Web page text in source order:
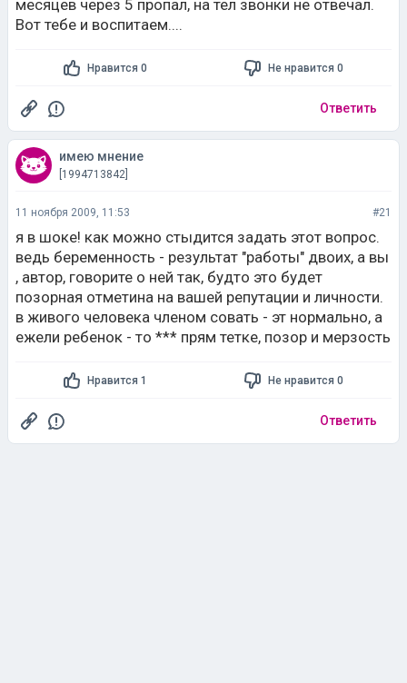
месяцев через 5 пропал, на тел звонки не отвечал.
Вот тебе и воспитаем....
Нравится 0 Не нравится 0
Ответить
имею мнение
[1994713842]
11 ноября 2009, 11:53 #21
я в шоке! как можно стыдится задать этот вопрос.
ведь беременность - результат "работы" двоих, а вы
, автор, говорите о ней так, будто это будет
позорная отметина на вашей репутации и личности.
в живого человека членом совать - эт нормально, а
ежели ребенок - то *** прям тетке, позор и мерзость
Нравится 1 Не нравится 0
Ответить